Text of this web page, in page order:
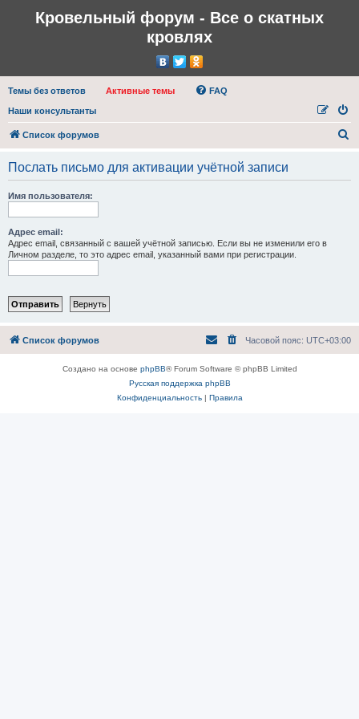
Кровельный форум - Все о скатных
кровлях
Темы без ответов Активные темы FAQ
Наши консультанты
Список форумов
Послать письмо для активации учётной записи
Имя пользователя:
Адрес email:
Адрес email, связанный с вашей учётной записью. Если вы не изменили его в
Личном разделе, то это адрес email, указанный вами при регистрации.
Список форумов Часовой пояс: UTC+03:00
Создано на основе phpBB® Forum Software © phpBB Limited
Русская поддержка phpBB
Конфиденциальность| Правила